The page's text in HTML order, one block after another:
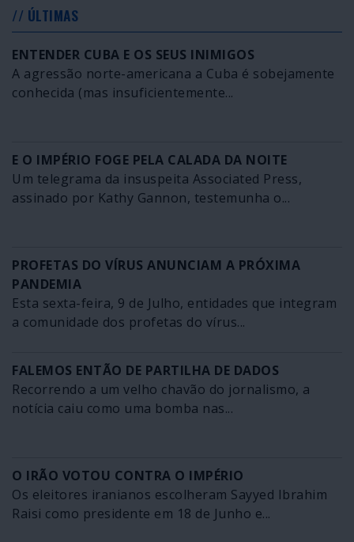
// ÚLTIMAS
ENTENDER CUBA E OS SEUS INIMIGOS
A agressão norte-americana a Cuba é sobejamente
conhecida (mas insuficientemente...
E O IMPÉRIO FOGE PELA CALADA DA NOITE
Um telegrama da insuspeita Associated Press,
assinado por Kathy Gannon, testemunha o...
PROFETAS DO VÍRUS ANUNCIAM A PRÓXIMA
PANDEMIA
Esta sexta-feira, 9 de Julho, entidades que integram
a comunidade dos profetas do vírus...
FALEMOS ENTÃO DE PARTILHA DE DADOS
Recorrendo a um velho chavão do jornalismo, a
notícia caiu como uma bomba nas...
O IRÃO VOTOU CONTRA O IMPÉRIO
Os eleitores iranianos escolheram Sayyed Ibrahim
Raisi como presidente em 18 de Junho e...